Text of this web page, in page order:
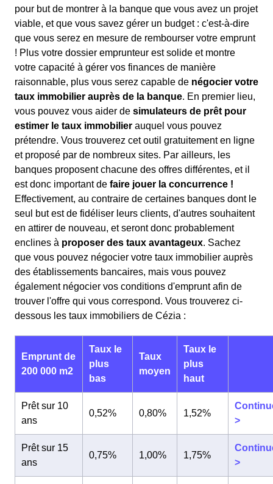
pour but de montrer à la banque que vous avez un projet
viable, et que vous savez gérer un budget : c'est-à-dire
que vous serez en mesure de rembourser votre emprunt
! Plus votre dossier emprunteur est solide et montre
votre capacité à gérer vos finances de manière
raisonnable, plus vous serez capable de négocier votre
taux immobilier auprès de la banque. En premier lieu,
vous pouvez vous aider de simulateurs de prêt pour
estimer le taux immobilier auquel vous pouvez
prétendre. Vous trouverez cet outil gratuitement en ligne
et proposé par de nombreux sites. Par ailleurs, les
banques proposent chacune des offres différentes, et il
est donc important de faire jouer la concurrence !
Effectivement, au contraire de certaines banques dont le
seul but est de fidéliser leurs clients, d'autres souhaitent
en attirer de nouveau, et seront donc probablement
enclines à proposer des taux avantageux. Sachez
que vous pouvez négocier votre taux immobilier auprès
des établissements bancaires, mais vous pouvez
également négocier vos conditions d'emprunt afin de
trouver l'offre qui vous correspond. Vous trouverez ci-
dessous les taux immobiliers de Cézia :
Emprunt de
200 000 m2
Taux le
plus
bas
Taux
moyen
Taux le
plus
haut
Prêt sur 10
ans
0,52% 0,80% 1,52%
>
Prêt sur 15
ans
0,75% 1,00% 1,75%
>